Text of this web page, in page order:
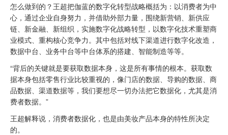
怎么做到的？王超把伽蓝的数字化转型战略概括为：以消费者为中
心，通过企业自身努力，并借助外部力量，围绕新营销、新供应
链、新金融、新组织，实施数字化战略转型，以数字化技术重塑商
业模式、重构核心竞争力。其中包括对线下渠道进行数字化改造，
数据中台、业务中台等中台体系的搭建、智能制造等等。
“背后的关键就是要获取数据本身，这是所有事情的根本。获取数
据本身包括零售行业比较重视的，像门店的数据、导购的数据、商
品数据、渠道数据等，我们要想尽一切办法把它数据化，尤其是消
费者数据。”
王超解释说，消费者数据化，也是由美妆产品本身的特性所决定
的。